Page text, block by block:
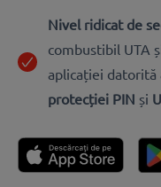
Nivel ridicat de
combustibil UTA
aplicației datorită
protecției PIN și